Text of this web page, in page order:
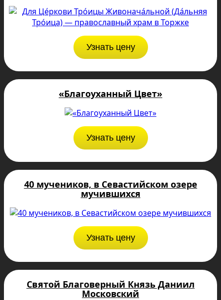
Узнать цену
«Благоуханный Цвет»
Узнать цену
40 мучеников, в Севастийском озере
мучившихся
Узнать цену
Святой Благоверный Князь Даниил
Московский